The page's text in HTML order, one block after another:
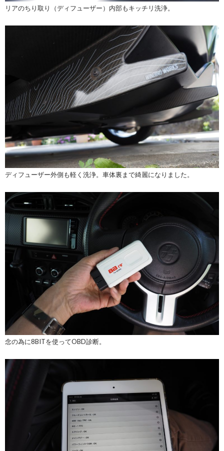
リアのちり取り（ディフューザー）内部もキッチリ洗浄。
ディフューザー外側も軽く洗浄。車体裏まで綺麗になりました。
念の為に8BITを使ってOBD診断。